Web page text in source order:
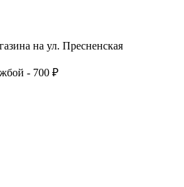
на ул. Пресненская
- 700 ₽